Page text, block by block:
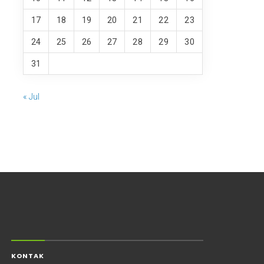
17 18 19 20 21 22 23
24 25 26 27 28 29 30
31
« Jul
KONTAK